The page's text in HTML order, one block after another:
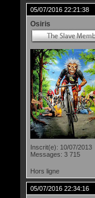
05/07/2016 22:21:38
Osiris
Inscrit(e): 10/07/2013
Messages: 3 715
Hors ligne
05/07/2016 22:34:16